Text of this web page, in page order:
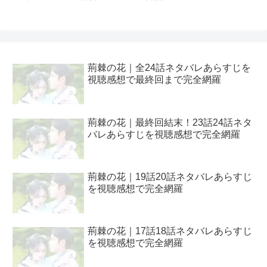
荊棘の花｜全24話ネタバレあらすじを
視聴感想で最終回まで完全網羅
荊棘の花｜最終回結末！23話24話ネタ
バレあらすじを視聴感想で完全網羅
荊棘の花｜19話20話ネタバレあらすじ
を視聴感想で完全網羅
荊棘の花｜17話18話ネタバレあらすじ
を視聴感想で完全網羅